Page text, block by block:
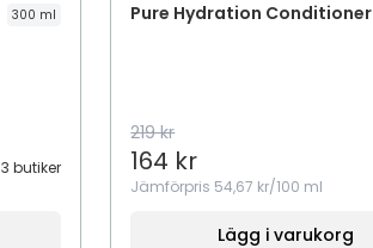
300 ml
3 butiker
Pure Hydration Conditioner
219 kr
164 kr
Jämförpris 54,67 kr/100 ml
Lägg i varukorg